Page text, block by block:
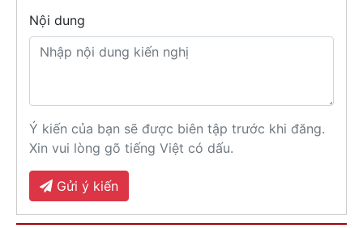
Nội dung
Ý kiến của bạn sẽ được biên tập trước khi đăng.
Xin vui lòng gõ tiếng Việt có dấu.
Gửi ý kiến